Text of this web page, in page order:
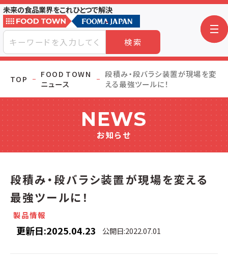
未来の食品業界をこれひとつで解決
検索
TOP
FOOD TOWN
ニュース
段積み・段バラシ装置が現場を変
える最強ツールに！
NEWS
お知らせ
段積み・段バラシ装置が現場を変える
最強ツールに！
製品情報
更新日:2025.04.23 公開日:2022.07.01